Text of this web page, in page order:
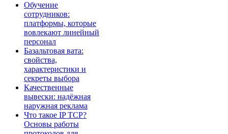
Обучение
сотрудников:
платформы, которые
вовлекают линейный
персонал
Базальтовая вата:
свойства,
характеристики и
секреты выбора
Качественные
вывески: надёжная
наружная реклама
Что такое IP TCP?
Основы работы